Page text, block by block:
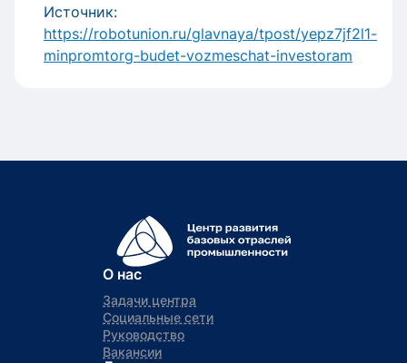
Источник:
https://robotunion.ru/glavnaya/tpost/yepz7jf2l1-
minpromtorg-budet-vozmeschat-investoram
О нас
Задачи центра
Социальные сети
Руководство
Вакансии